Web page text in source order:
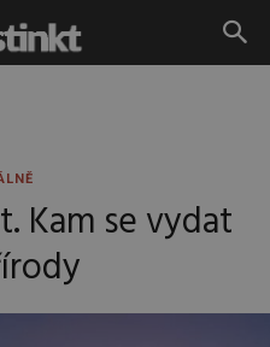
Kam se vydat